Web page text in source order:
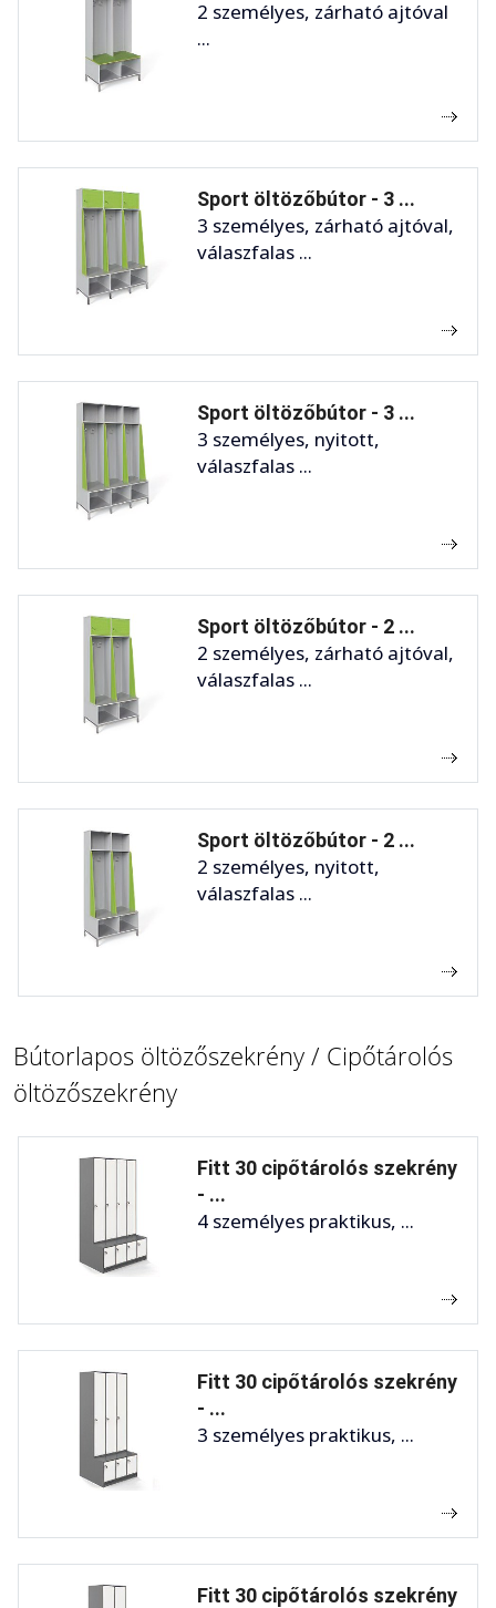
2 személyes, zárható ajtóval
...
Sport öltözőbútor - 3 ...
3 személyes, zárható ajtóval,
válaszfalas ...
Sport öltözőbútor - 3 ...
3 személyes, nyitott,
válaszfalas ...
Sport öltözőbútor - 2 ...
2 személyes, zárható ajtóval,
válaszfalas ...
Sport öltözőbútor - 2 ...
2 személyes, nyitott,
válaszfalas ...
Bútorlapos öltözőszekrény / Cipőtárolós
öltözőszekrény
Fitt 30 cipőtárolós szekrény
- ...
4 személyes praktikus, ...
Fitt 30 cipőtárolós szekrény
- ...
3 személyes praktikus, ...
Fitt 30 cipőtárolós szekrény